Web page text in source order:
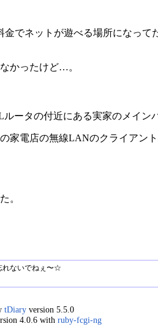
でネットが遊べる場所になって
かったけど…。
ータの付近にある実家のメイン
電店の無線LANのクライアン
。
れないでねぇ〜☆
tDiaryversion 5.5.0
4.0.6 with ruby-fcgi-ng